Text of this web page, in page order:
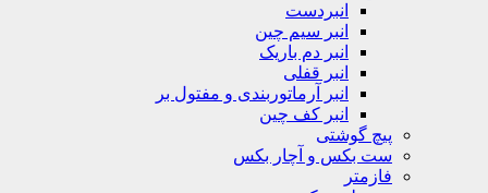
انبردست
انبر سیم چین
انبر دم باریک
انبر قفلی
انبر آرماتوربندی و مفتول بر
انبر کف چین
پیچ گوشتی
ست بکس و آچار بکس
فازمتر